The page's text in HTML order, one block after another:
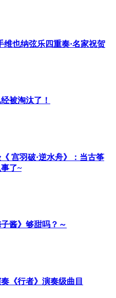
维也纳弦乐四重奏·名家祝贺
被淘汰了！
宫羽破·逆水舟》：当古筝
了~
酱》够甜吗？～
《行者》演奏级曲目